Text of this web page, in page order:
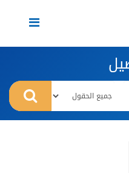
Toggle
navigation